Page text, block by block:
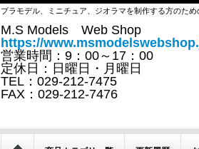
プラモデル、ミニチュア、ジオラマを制作する方のた
M.S Models Web Shop
https://
営業時間：9：00～17：00
定休日：日曜日・月曜日
TEL：029-212-7475
FAX：029-212-7476